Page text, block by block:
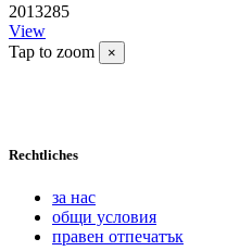
2013285
View
Tap to zoom
×
Rechtliches
за нас
общи условия
правен отпечатък